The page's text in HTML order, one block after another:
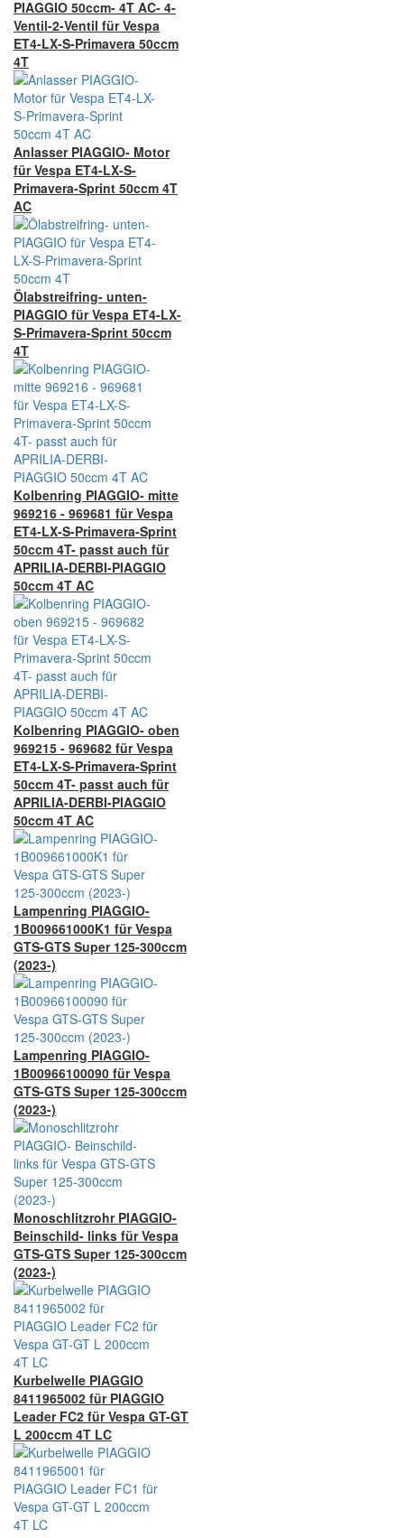
PIAGGIO 50ccm- 4T AC- 4-
Ventil-2-Ventil für Vespa
ET4-LX-S-Primavera 50ccm
4T
Anlasser PIAGGIO- Motor
für Vespa ET4-LX-S-
Primavera-Sprint 50ccm 4T
AC
Ölabstreifring- unten-
PIAGGIO für Vespa ET4-LX-
S-Primavera-Sprint 50ccm
4T
Kolbenring PIAGGIO- mitte
969216 - 969681 für Vespa
ET4-LX-S-Primavera-Sprint
50ccm 4T- passt auch für
APRILIA-DERBI-PIAGGIO
50ccm 4T AC
Kolbenring PIAGGIO- oben
969215 - 969682 für Vespa
ET4-LX-S-Primavera-Sprint
50ccm 4T- passt auch für
APRILIA-DERBI-PIAGGIO
50ccm 4T AC
Lampenring PIAGGIO-
1B009661000K1 für Vespa
GTS-GTS Super 125-300ccm
(2023-)
Lampenring PIAGGIO-
1B00966100090 für Vespa
GTS-GTS Super 125-300ccm
(2023-)
Monoschlitzrohr PIAGGIO-
Beinschild- links für Vespa
GTS-GTS Super 125-300ccm
(2023-)
Kurbelwelle PIAGGIO
8411965002 für PIAGGIO
Leader FC2 für Vespa GT-GT
L 200ccm 4T LC